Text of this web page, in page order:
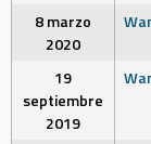
8 marzo
2020
19
septiembre
2019